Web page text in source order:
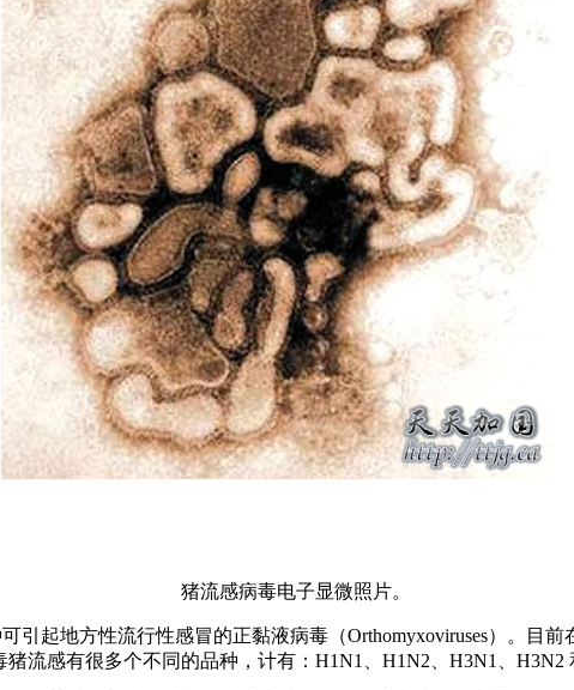
猪流感病毒电子显微照片。
引起地方性流行性感冒的正黏液病毒（Orthomyxoviruses）。目
流感有很多个不同的品种，计有：H1N1、H1N2、H3N1、H3N2